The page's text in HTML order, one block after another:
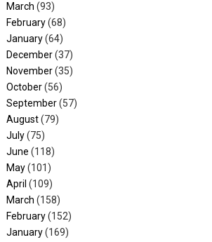
March (93)
February(68)
January(64)
December(37)
November(35)
October(56)
September(57)
August(79)
July(75)
June (118)
May(101)
April (109)
March (158)
February(152)
January(169)